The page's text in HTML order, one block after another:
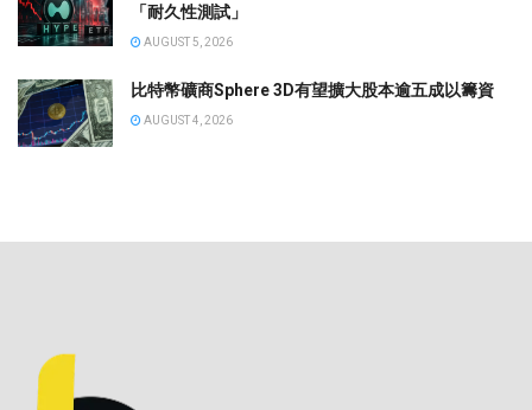
「耐久性測試」
AUGUST 5, 2026
比特幣礦商Sphere 3D有望擴大股本逾五成以籌資
AUGUST 4, 2026